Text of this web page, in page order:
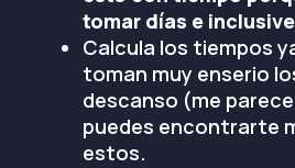
tomar días e
Calcula los tiempos
toman muy enserio
descanso (me
puedes encontrarte
estos.